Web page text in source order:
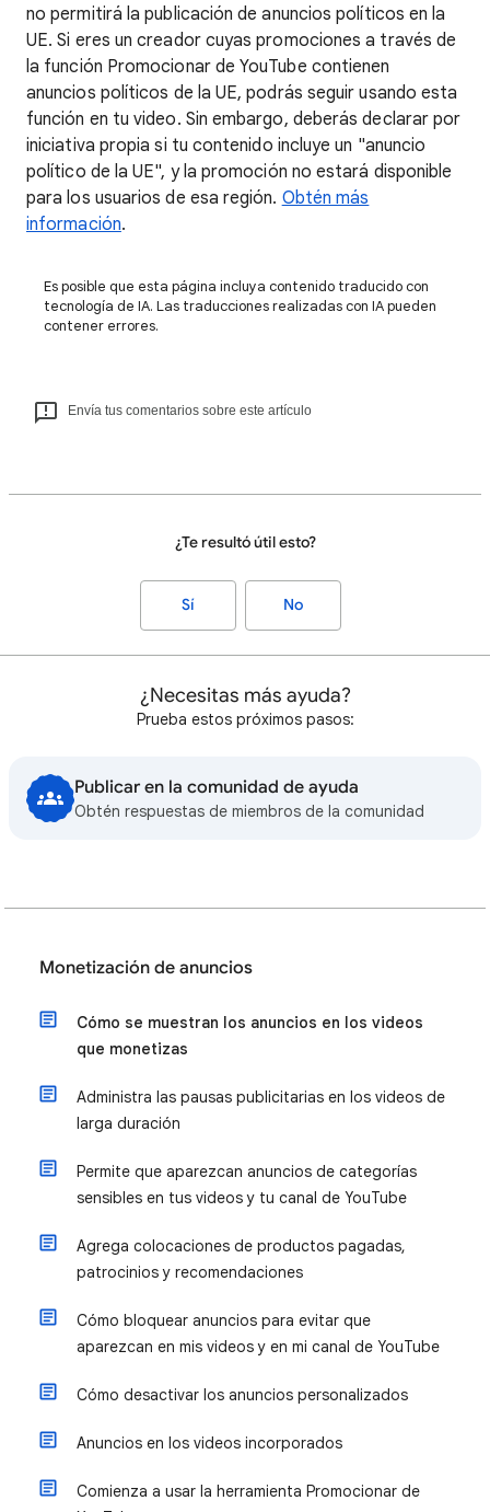
no permitirá la publicación de anuncios políticos en la
UE. Si eres un creador cuyas promociones a través de
la función Promocionar de YouTube contienen
anuncios políticos de la UE, podrás seguir usando esta
función en tu video. Sin embargo, deberás declarar por
iniciativa propia si tu contenido incluye un "anuncio
político de la UE", y la promoción no estará disponible
para los usuarios de esa región. Obtén más
información.
Es posible que esta página incluya contenido traducido con
tecnología de IA. Las traducciones realizadas con IA pueden
contener errores.
Envía tus comentarios sobre este artículo
¿Te resultó útil esto?
Sí No
¿Necesitas más ayuda?
Prueba estos próximos pasos:
Publicar en la comunidad de ayuda
Obtén respuestas de miembros de la comunidad
Monetización de anuncios
Cómo se muestran los anuncios en los videos
que monetizas
Administra las pausas publicitarias en los videos de
larga duración
Permite que aparezcan anuncios de categorías
sensibles en tus videos y tu canal de YouTube
Agrega colocaciones de productos pagadas,
patrocinios y recomendaciones
Cómo bloquear anuncios para evitar que
aparezcan en mis videos y en mi canal de YouTube
Cómo desactivar los anuncios personalizados
Anuncios en los videos incorporados
Comienza a usar la herramienta Promocionar de